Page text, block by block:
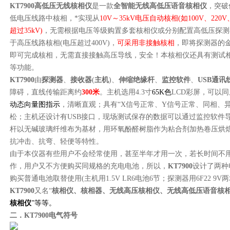
KT7900高低压无线核相仪是一款全智能无线高低压语音核相仪 ，突
低电压线路中核相，*实现从10V ～35kV电压自动核相(如100V、
超过35kV) ，无需根据电压等级购置多套核相仪或分别配置高低压探
于高压线路核相(电压超过400V)， 可采用非接触核相 ，即将探测器的
即可完成核相，无需直接接触高压导线，安全！本核相仪还具有测
等功能。
KT7900由探测器、 接收器(主机)、 伸缩绝缘杆、 监控软件、 USB通讯
障碍，直线传输距离约300米。主机选用4.3寸65K色LCD彩屏，可以
动态向量图指示 ，清晰直观；具有“X信号正常、Y信号正常、同相、
松；主机还设计有USB接口，现场测试保存的数据可以通过监控软件
杆以无碱玻璃纤维布为基材，用环氧酚醛树脂作为粘合剂加热卷压烘
抗冲击、抗弯、轻便等特性。
由于本仪器有些用户不会经常使用，甚至半年才用一次，若长时间
作，用户又不方便购买同规格的充电电池，所以， KT7900设计了两
购买普通电池取替使用(主机用1.5V LR6电池6节；探测器用6F22 9V
KT7900又名“核相仪、核相器、无线高压核相仪、无线高低压语音核
核相仪”等等。
二．KT7900电气符号